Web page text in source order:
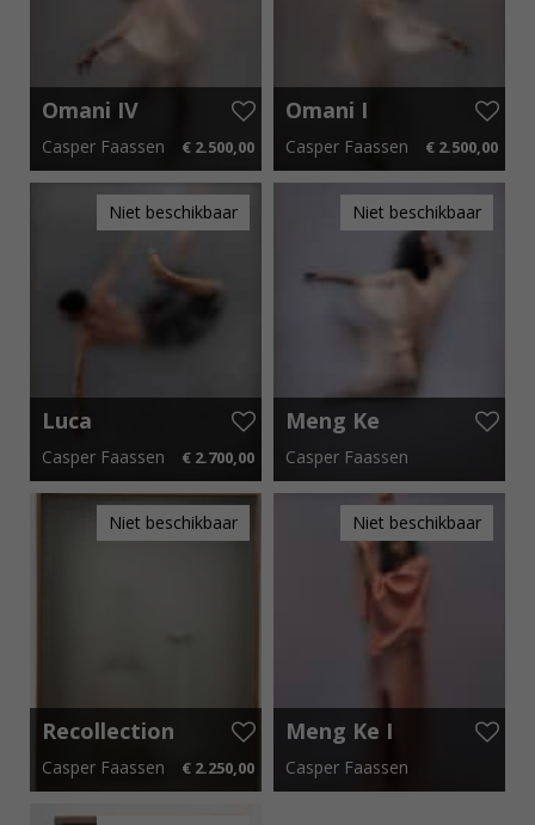
Omani IV
Casper Faassen € 2.500,00
40 cm x 50 cm € 37,50 p.m.
Omani I
Casper Faassen € 2.500,00
40 cm x 50 cm € 37,50 p.m.
Niet beschikbaar
Luca
Casper Faassen € 2.700,00
40 cm x 50 cm € 40,50 p.m.
Niet beschikbaar
Meng Ke
Floating
Casper Faassen
150 cm x 200 cm
Niet beschikbaar
Recollection
Casper Faassen € 2.250,00
Niet beschikbaar
Meng Ke I
Casper Faassen